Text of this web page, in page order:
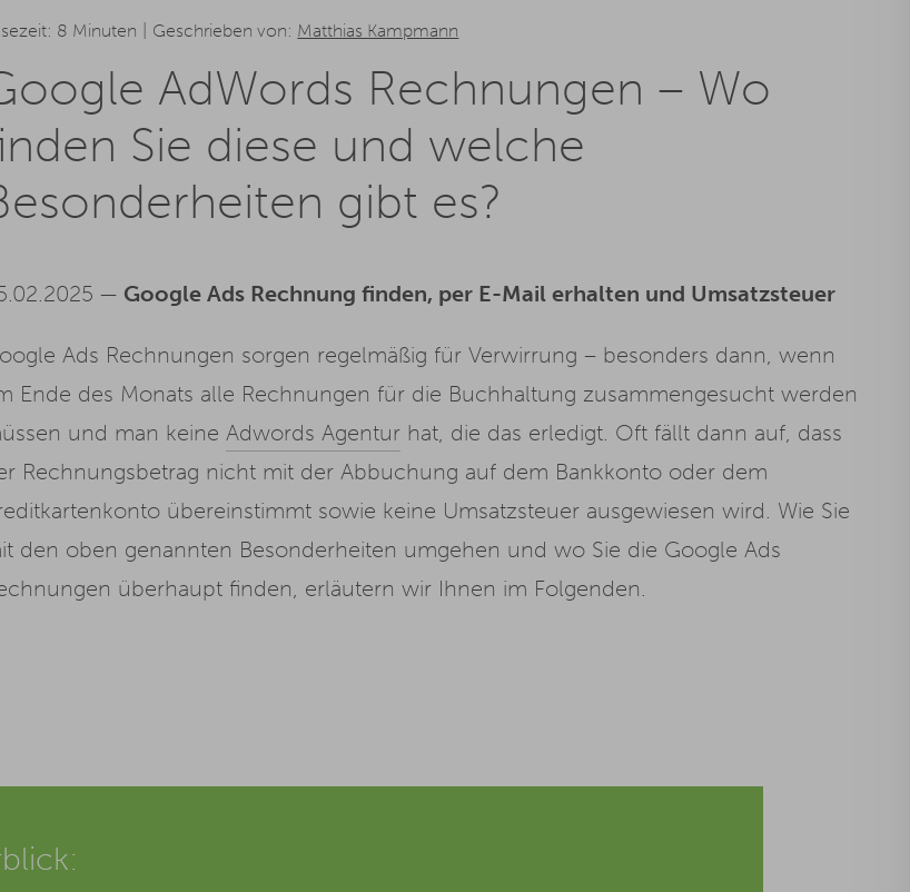
8 Minuten Geschrieben von: Matthias Kampmann
AdWords Rechnungen – Wo
Sie diese und welche
gibt es?
— Google Ads Rechnung finden, per E-Mail erhalten und Umsatzsteuer
Ads Rechnungen sorgen regelmäßig für Verwirrung – besonders dann, wenn
Ende des Monats alle Rechnungen für die Buchhaltung zusammengesucht werden
und man keine Adwords Agentur hat, die das erledigt. Oft fällt dann auf, dass
Rechnungsbetrag nicht mit der Abbuchung auf dem Bankkonto oder dem
übereinstimmt sowie keine Umsatzsteuer ausgewiesen wird. Wie Sie
den oben genannten Besonderheiten umgehen und wo Sie die Google Ads
überhaupt finden, erläutern wir Ihnen im Folgenden.